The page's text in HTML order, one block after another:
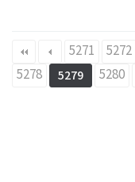
5271 5272
5278
5279 5280